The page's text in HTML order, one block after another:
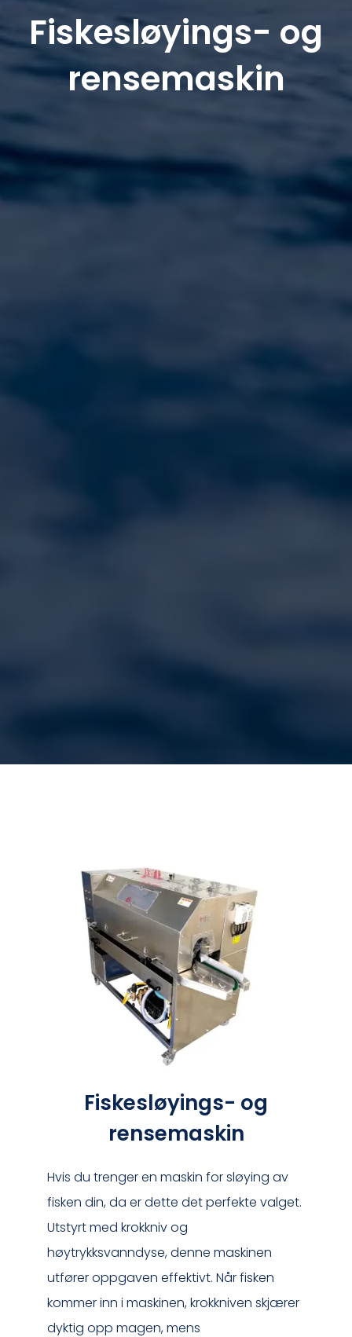
Fiskesløyings- og
rensemaskin
Fiskesløyings- og
rensemaskin
Hvis du trenger en maskin for sløying av
fisken din, da er dette det perfekte valget.
Utstyrt med krokkniv og
høytrykksvanndyse, denne maskinen
utfører oppgaven effektivt. Når fisken
kommer inn i maskinen, krokkniven skjærer
dyktig opp magen, mens